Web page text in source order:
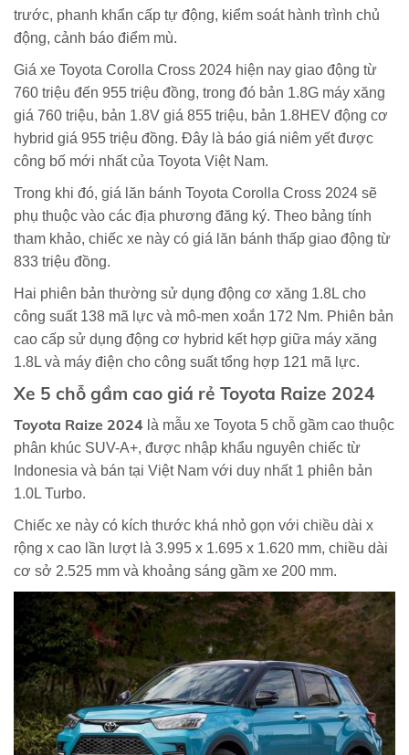
trước, phanh khẩn cấp tự động, kiểm soát hành trình chủ
động, cảnh báo điểm mù.
Giá xe Toyota Corolla Cross 2024 hiện nay giao động từ
760 triệu đến 955 triệu đồng, trong đó bản 1.8G máy xăng
giá 760 triệu, bản 1.8V giá 855 triệu, bản 1.8HEV động cơ
hybrid giá 955 triệu đồng. Đây là báo giá niêm yết được
công bố mới nhất của Toyota Việt Nam.
Trong khi đó, giá lăn bánh Toyota Corolla Cross 2024 sẽ
phụ thuộc vào các địa phương đăng ký. Theo bảng tính
tham khảo, chiếc xe này có giá lăn bánh thấp giao động từ
833 triệu đồng.
Hai phiên bản thường sử dụng động cơ xăng 1.8L cho
công suất 138 mã lực và mô-men xoắn 172 Nm. Phiên bản
cao cấp sử dụng động cơ hybrid kết hợp giữa máy xăng
1.8L và máy điện cho công suất tổng hợp 121 mã lực.
Xe 5 chỗ gầm cao giá rẻ Toyota Raize 2024
Toyota Raize 2024 là mẫu xe Toyota 5 chỗ gầm cao thuộc
phân khúc SUV-A+, được nhập khẩu nguyên chiếc từ
Indonesia và bán tại Việt Nam với duy nhất 1 phiên bản
1.0L Turbo.
Chiếc xe này có kích thước khá nhỏ gọn với chiều dài x
rộng x cao lần lượt là 3.995 x 1.695 x 1.620 mm, chiều dài
cơ sở 2.525 mm và khoảng sáng gầm xe 200 mm.